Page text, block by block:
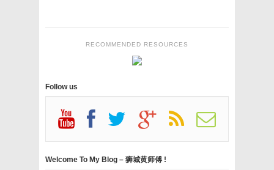
RECOMMENDED RESOURCES
Follow us
Welcome To My Blog – 狮城黄师傅 !